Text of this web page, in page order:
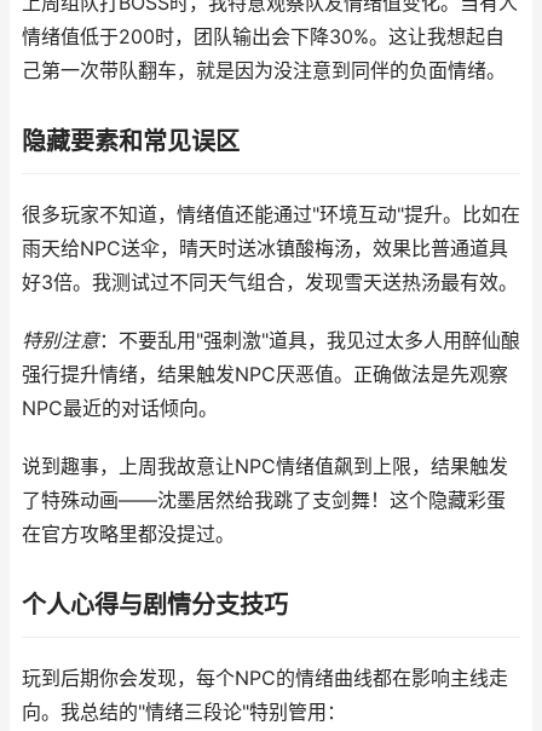
情绪值低于200时，团队输出会下降30%。这让我想起自
己第一次带队翻车，就是因为没注意到同伴的负面情绪。
隐藏要素和常见误区
很多玩家不知道，情绪值还能通过"环境互动"提升。比如在
雨天给NPC送伞，晴天时送冰镇酸梅汤，效果比普通道具
好3倍。我测试过不同天气组合，发现雪天送热汤最有效。
特别注意：不要乱用"强刺激"道具，我见过太多人用醉仙酿
强行提升情绪，结果触发NPC厌恶值。正确做法是先观察
NPC最近的对话倾向。
说到趣事，上周我故意让NPC情绪值飙到上限，结果触发
了特殊动画——沈墨居然给我跳了支剑舞！这个隐藏彩蛋
在官方攻略里都没提过。
个人心得与剧情分支技巧
玩到后期你会发现，每个NPC的情绪曲线都在影响主线走
向。我总结的"情绪三段论"特别管用：